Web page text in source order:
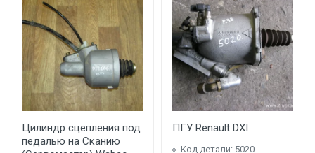
Цилиндр сцепления под
педалью на Сканию
ПГУ Renault DXI
Код детали: 5020